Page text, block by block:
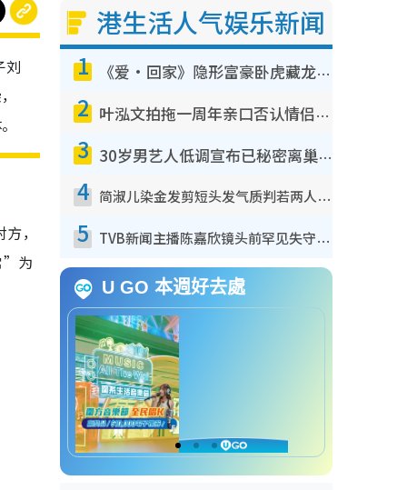
刘
，
”为
港生活人气娱乐新闻
1 《爱·回家》隐形富豪卧虎藏龙！盘点12位财气逼人的有钱艺人：这位美女3亿身家不愁做
2 叶泓文拍拖一周年亲口否认情侣关系？！被质疑感情造假竟称GM“普通同事”
3 30岁男艺人低调宣布已秘密离巢！人气急跌变失踪人口：“这几年过得并不容易”
4 简淑儿染金发剪短头发气质判若两人！吓坏老公麦大力都认不出：“你做什么？”
5 TVB新闻主播陈嘉欣镜头前罕见失守！遭林超英一句话突袭吓坏当场大笑
U GO 本週好去處